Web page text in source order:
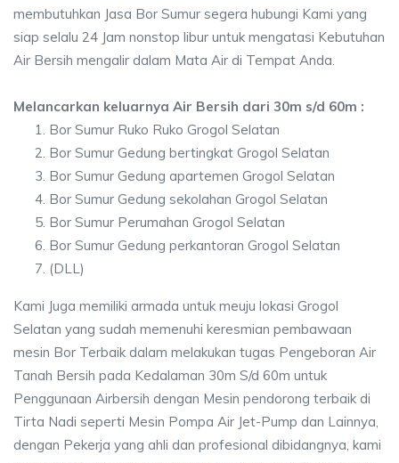
membutuhkan Jasa Bor Sumur segera hubungi Kami yang
siap selalu 24 Jam nonstop libur untuk mengatasi Kebutuhan
Air Bersih mengalir dalam Mata Air di Tempat Anda.
Melancarkan keluarnya Air Bersih dari 30m s/d 60m :
Bor Sumur Ruko Ruko Grogol Selatan
Bor Sumur Gedung bertingkat Grogol Selatan
Bor Sumur Gedung apartemen Grogol Selatan
Bor Sumur Gedung sekolahan Grogol Selatan
Bor Sumur Perumahan Grogol Selatan
Bor Sumur Gedung perkantoran Grogol Selatan
(DLL)
Kami Juga memiliki armada untuk meuju lokasi Grogol
Selatan yang sudah memenuhi keresmian pembawaan
mesin Bor Terbaik dalam melakukan tugas Pengeboran Air
Tanah Bersih pada Kedalaman 30m S/d 60m untuk
Penggunaan Airbersih dengan Mesin pendorong terbaik di
Tirta Nadi seperti Mesin Pompa Air Jet-Pump dan Lainnya,
dengan Pekerja yang ahli dan profesional dibidangnya, kami